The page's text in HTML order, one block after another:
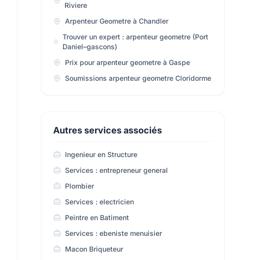
Riviere
Arpenteur Geometre à Chandler
Trouver un expert : arpenteur geometre (Port
Daniel–gascons)
Prix pour arpenteur geometre à Gaspe
Soumissions arpenteur geometre Cloridorme
Autres services associés
Ingenieur en Structure
Services : entrepreneur general
Plombier
Services : electricien
Peintre en Batiment
Services : ebeniste menuisier
Macon Briqueteur